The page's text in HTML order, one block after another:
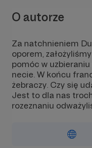
O autorze
Za natchnieniem
oporem,
pomóc w
necie. W końcu
żebraczy. Czy się
Jest to dla nas
rozeznaniu